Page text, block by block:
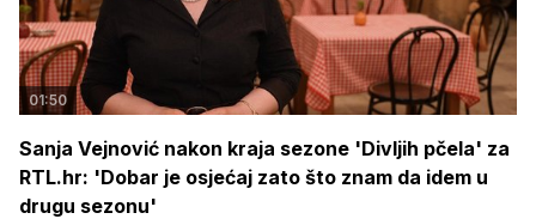
01:50
Sanja Vejnović nakon kraja sezone 'Divljih pčela' za
RTL.hr: 'Dobar je osjećaj zato što znam da idem u
drugu sezonu'